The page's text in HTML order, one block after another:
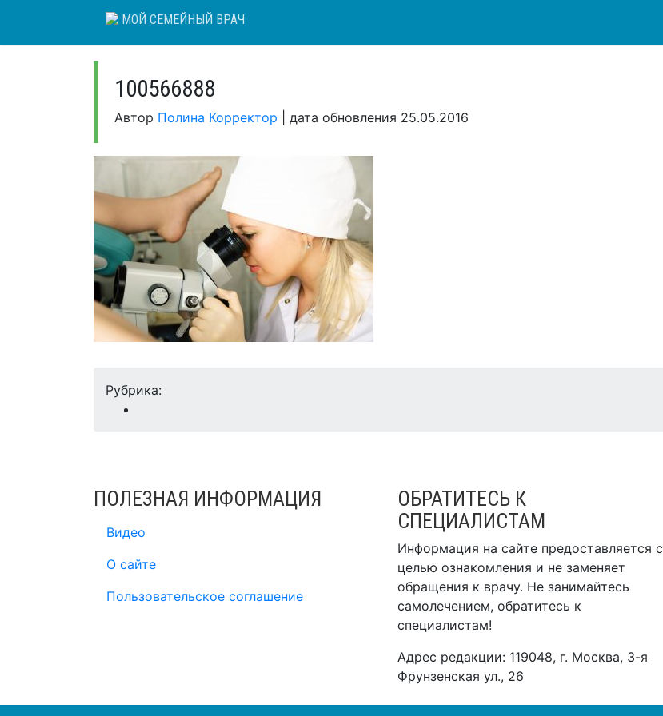
content
МОЙ СЕМЕЙНЫЙ ВРАЧ
100566888
Автор Полина Корректор дата обновления 25.05.2016
Рубрика:
ПОЛЕЗНАЯ ИНФОРМАЦИЯ
Видео
О сайте
Пользовательское соглашение
ОБРАТИТЕСЬ К
СПЕЦИАЛИСТАМ
Информация на сайте предоставляется с
целью ознакомления и не заменяет
обращения к врачу. Не занимайтесь
самолечением, обратитесь к
специалистам!
Адрес редакции: 119048, г. Москва, 3-я
Фрунзенская ул., 26